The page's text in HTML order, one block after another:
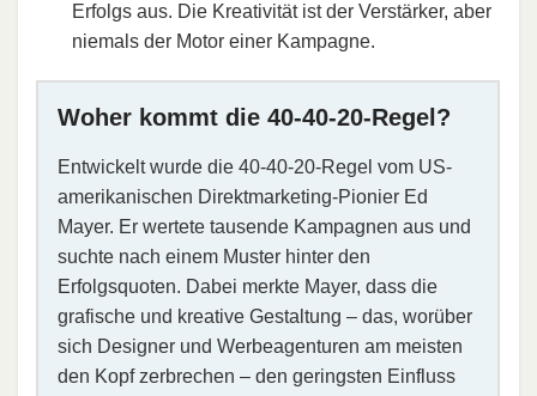
Erfolgs aus. Die Kreativität ist der Verstärker, aber
niemals der Motor einer Kampagne.
Woher kommt die 40-40-20-Regel?
Entwickelt wurde die 40-40-20-Regel vom US-
amerikanischen Direktmarketing-Pionier Ed
Mayer. Er wertete tausende Kampagnen aus und
suchte nach einem Muster hinter den
Erfolgsquoten. Dabei merkte Mayer, dass die
grafische und kreative Gestaltung – das, worüber
sich Designer und Werbeagenturen am meisten
den Kopf zerbrechen – den geringsten Einfluss